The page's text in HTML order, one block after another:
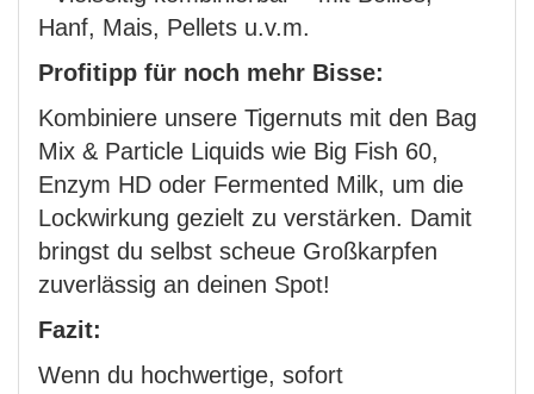
Hanf, Mais, Pellets u.v.m.
Profitipp für noch mehr Bisse:
Kombiniere unsere Tigernuts mit den Bag
Mix & Particle Liquids wie Big Fish 60,
Enzym HD oder Fermented Milk, um die
Lockwirkung gezielt zu verstärken. Damit
bringst du selbst scheue Großkarpfen
zuverlässig an deinen Spot!
Fazit:
Wenn du hochwertige, sofort